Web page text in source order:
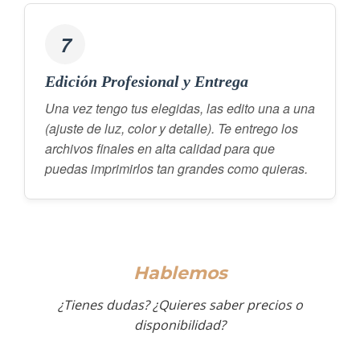
7
Edición Profesional y Entrega
Una vez tengo tus elegidas, las edito una a una
(ajuste de luz, color y detalle). Te entrego los
archivos finales en alta calidad para que
puedas imprimirlos tan grandes como quieras.
Hablemos
¿Tienes dudas? ¿Quieres saber precios o
disponibilidad?